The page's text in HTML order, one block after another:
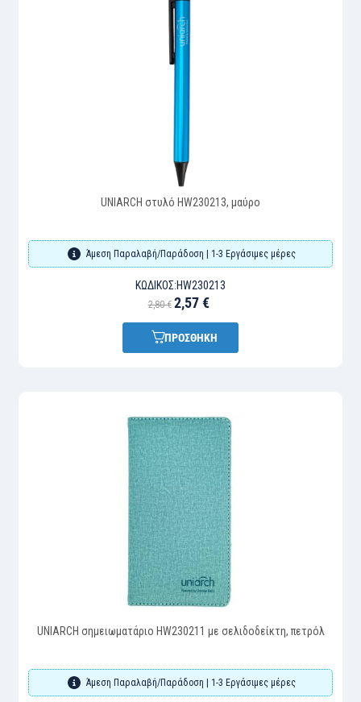
UNIARCH στυλό HW230213, μαύρο
Άμεση Παραλαβή/Παράδοση | 1-3 Εργάσιμες μέρες
ΚΩΔΙΚΌΣ:HW230213
2,80 € 2,57 €
ΠΡΟΣΘΗΚΗ
UNIARCH σημειωματάριο HW230211 με σελιδοδείκτη, πετρόλ
Άμεση Παραλαβή/Παράδοση | 1-3 Εργάσιμες μέρες